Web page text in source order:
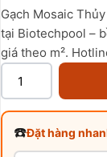
Gạch Mosaic
tại Biotechpool –
giá theo m².
☎️Đặt hàng